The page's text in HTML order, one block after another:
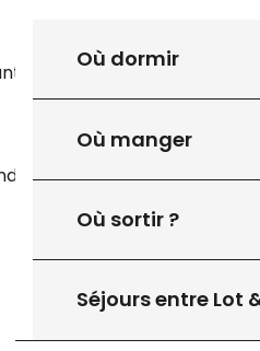
Où dormir
Où manger
Où sortir ?
Séjours entre Lot
/ Espace jeux